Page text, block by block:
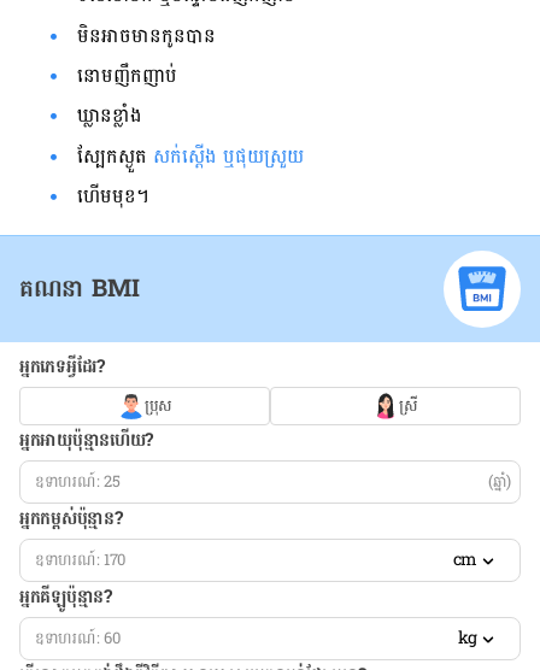
មិន​អាច​មាន​កូន​បាន​
នោម​ញឹកញាប់​
​ឃ្លាន​ខ្លាំង​
ស្បែក​ស្ងួត​ សក់​ស្ដើង​ ឬ​ផុយ​ស្រួយ​
ហើម​មុខ​។
គណនា BMI
អ្នកភេទអ្វីដែរ?
ប្រុស ស្រី
អ្នកអាយុប៉ុន្មានហើយ?
(ឆ្នាំ)
អ្នកកម្ពស់ប៉ុន្មាន?
cm
អ្នកគីឡូប៉ុន្មាន?
kg